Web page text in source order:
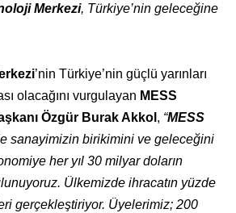
Merkezi, Türkiye’nin geleceğine
’nin Türkiye’nin güçlü yarınları
olacağını vurgulayan MESS
Özgür Burak Akkol , “MESS
sanayimizin birikimini ve geleceğini
her yıl 30 milyar doların
Ülkemizde ihracatın yüzde
gerçekleştiriyor. Üyelerimiz; 200